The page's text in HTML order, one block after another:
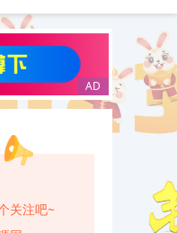
关注吧~